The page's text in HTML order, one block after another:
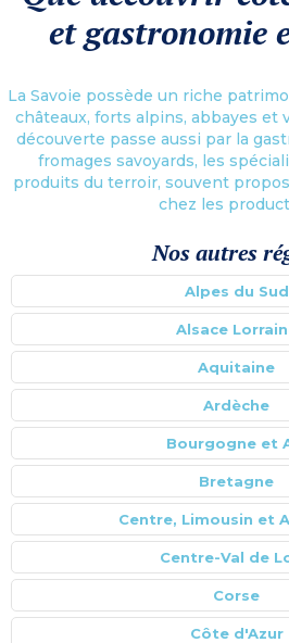
et gastronomie
La Savoie possède un riche
châteaux, forts alpins, abbayes et
découverte passe aussi par la
fromages savoyards, les
produits du terroir, souvent
chez les
Nos autres
Alpes du Sud
Alsace
Aquitaine
Ardèche
Bourgogne et
Bretagne
Centre, Limousin et
Centre-Val de
Corse
Côte d'Azur